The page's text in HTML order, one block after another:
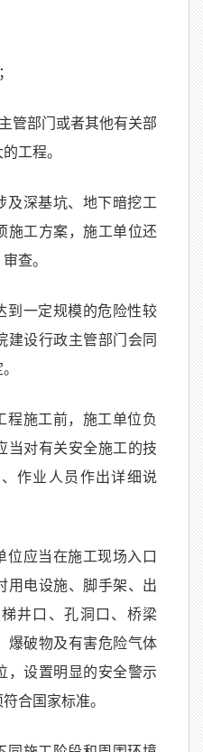
管部门或者其他有关部
工程。
及深基坑、地下暗挖工
施工方案，施工单位还
查。
到一定规模的危险性较
建设行政主管部门会同
施工前，施工单位负
当对有关安全施工的技
作业人员作出详细说
应当在施工现场入口
用电设施、脚手架、出
井口、孔洞口、桥梁
爆破物及有害危险气体
，设置明显的安全警示
合国家标准。